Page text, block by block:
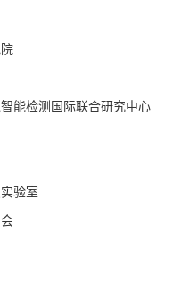
能检测国际联合研究中心
验室